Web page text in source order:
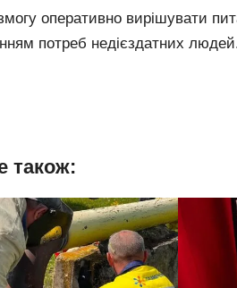
оперативно вирішувати
потреб недієздатних
також: